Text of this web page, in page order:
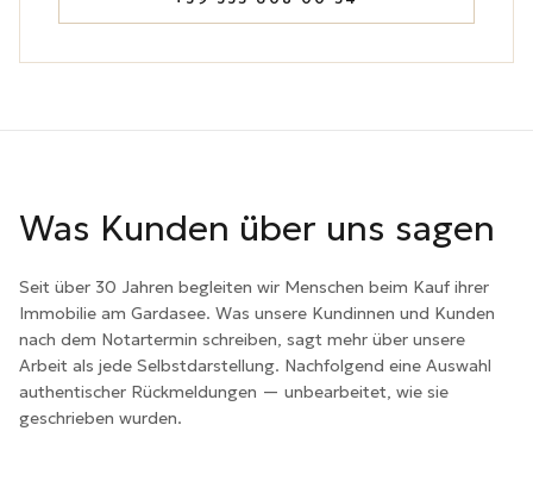
Was Kunden über uns sagen
Seit über 30 Jahren begleiten wir Menschen beim Kauf ihrer
Immobilie am Gardasee. Was unsere Kundinnen und Kunden
nach dem Notartermin schreiben, sagt mehr über unsere
Arbeit als jede Selbstdarstellung. Nachfolgend eine Auswahl
authentischer Rückmeldungen — unbearbeitet, wie sie
geschrieben wurden.